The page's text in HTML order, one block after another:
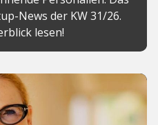
News der KW 31/26.
lesen!